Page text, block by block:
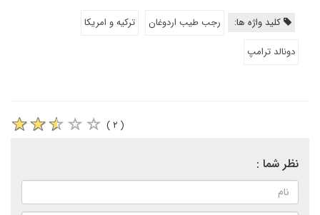
کلید واژه ها: رجب طیب اردوغان
ترکیه و امریکا
دونالد ترامپ
( ۲ )
نظر شما :